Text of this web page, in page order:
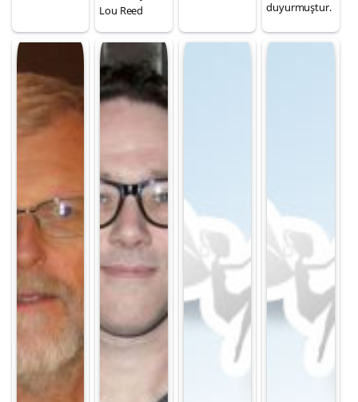
Lou Reed
duyurmuştur.